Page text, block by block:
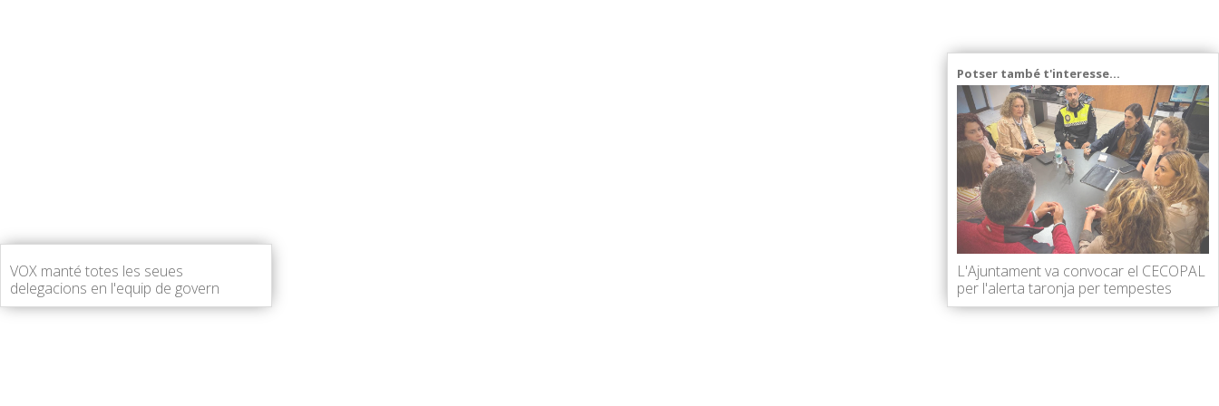
VOX manté totes les seues
delegacions en l'equip de govern
Potser també t'interesse...
L'Ajuntament va convocar el CECOPAL
per l'alerta taronja per tempestes